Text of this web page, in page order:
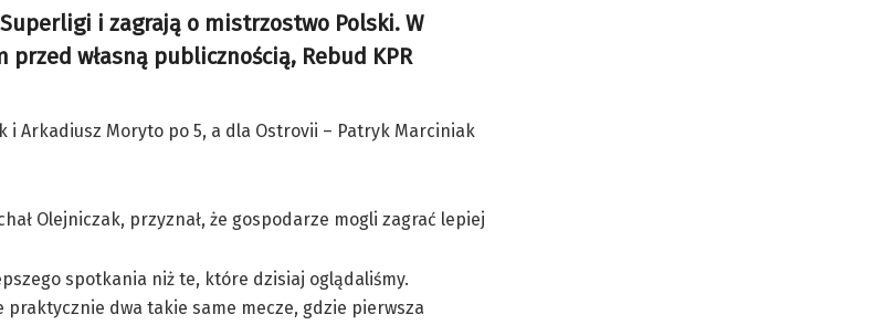
i zagrają o mistrzostwo Polski. W
własną publicznością, Rebud KPR
i Arkadiusz Moryto po 5, a dla Ostrovii – Patryk Marciniak
Olejniczak, przyznał, że gospodarze mogli zagrać lepiej
spotkania niż te, które dzisiaj oglądaliśmy.
praktycznie dwa takie same mecze, gdzie pierwsza